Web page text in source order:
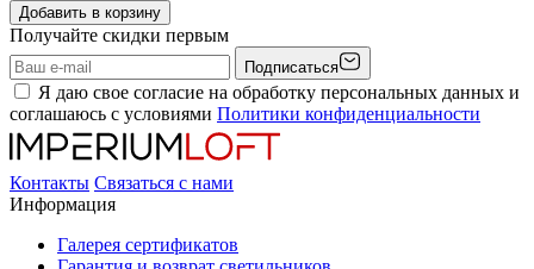
Добавить в корзину
Получайте скидки первым
Подписаться
Я даю свое согласие на обработку персональных данных и
соглашаюсь с условиями Политики конфиденциальности
Контакты Связаться с нами
Информация
Галерея сертификатов